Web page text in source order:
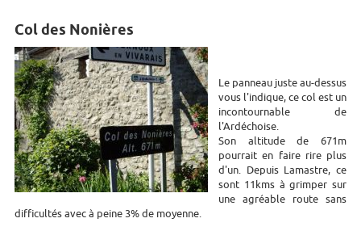
Col des Nonières
Le panneau juste au-dessus
vous l'indique, ce col est un
incontournable de
l'Ardéchoise.
Son altitude de 671m
pourrait en faire rire plus
d'un. Depuis Lamastre, ce
sont 11kms à grimper sur
une agréable route sans
difficultés avec à peine 3% de moyenne.